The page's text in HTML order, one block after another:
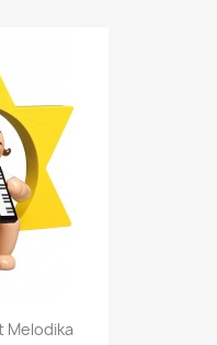
Melodika